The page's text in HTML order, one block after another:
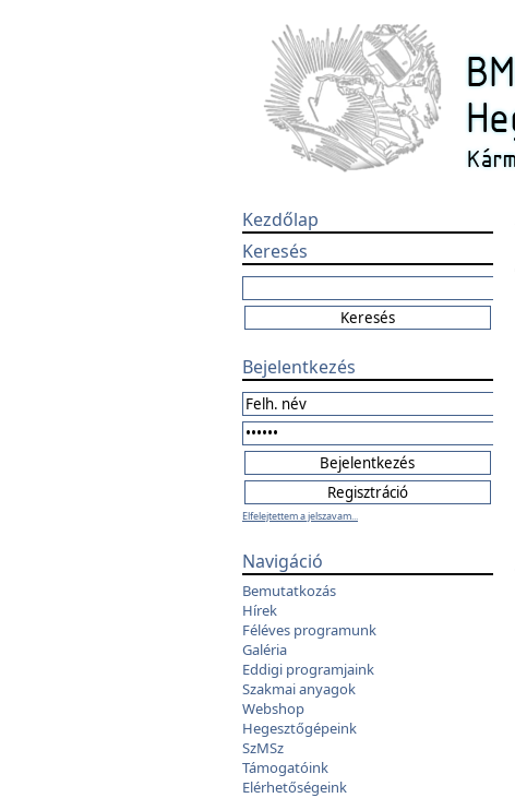
Kezdőlap
Keresés
Bejelentkezés
Elfelejtettem a jelszavam...
Navigáció
Bemutatkozás
Hírek
Féléves programunk
Galéria
Eddigi programjaink
Szakmai anyagok
Webshop
Hegesztőgépeink
SzMSz
Támogatóink
Elérhetőségeink